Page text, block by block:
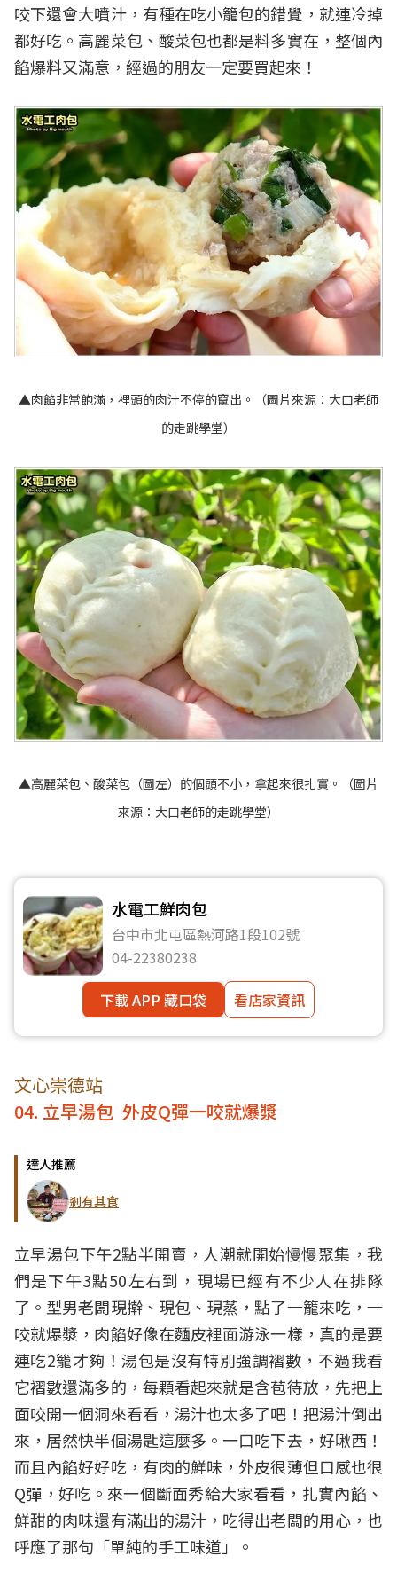
咬下還會大噴汁，有種在吃小籠包的錯覺，就連冷掉
都好吃。高麗菜包、酸菜包也都是料多實在，整個內
餡爆料又滿意，經過的朋友一定要買起來！
▲肉餡非常飽滿，裡頭的肉汁不停的竄出。（圖片來源： 大口老師
的走跳學堂）
▲高麗菜包、酸菜包（圖左）的個頭不小，拿起來很扎實。（圖片
來源： 大口老師的走跳學堂）
水電工鮮肉包
台中市北屯區熱河路1段102號
04-22380238
下載 APP 藏口袋
看店家資訊
文心崇德站
04. 立早湯包 外皮Q彈一咬就爆漿
達人推薦
剎有其食
立早湯包下午2點半開賣，人潮就開始慢慢聚集，我
們是下午3點50左右到，現場已經有不少人在排隊
了。型男老闆現擀、現包、現蒸，點了一籠來吃，一
咬就爆漿，肉餡好像在麵皮裡面游泳一樣，真的是要
連吃2籠才夠！湯包是沒有特別強調褶數，不過我看
它褶數還滿多的，每顆看起來就是含苞待放，先把上
面咬開一個洞來看看，湯汁也太多了吧！把湯汁倒出
來，居然快半個湯匙這麼多。一口吃下去，好啾西！
而且內餡好好吃，有肉的鮮味，外皮很薄但口感也很
Q彈，好吃。來一個斷面秀給大家看看，扎實內餡、
鮮甜的肉味還有滿出的湯汁，吃得出老闆的用心，也
呼應了那句「單純的手工味道」。